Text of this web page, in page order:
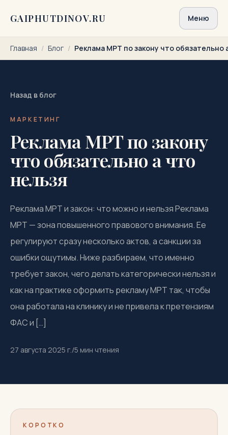
GAIPHUTDINOV.RU Меню
Главная / Блог / Реклама МРТ по закону что обязательно
Назад в блог
МАРКЕТИНГ
Реклама МРТ по закону
что обязательно а что
нельзя
Реклама МРТ и закон: что можно и нельзя Реклама
МРТ — зона повышенного правового внимания. Ее
регулируют сразу несколько актов, а санкции за
ошибки ощутимы. Ниже разбираем, что именно
требует закон, чего делать категорически нельзя и
как на практике оформить рекламу МРТ так, чтобы
она работала на клинику и не привела к претензиям
ФАС и […]
27 августа 2025 г./5 мин чтения
КОРОТКО